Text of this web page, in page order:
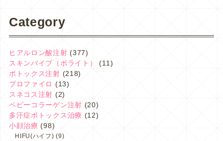
Category
ヒアルロン酸注射 (377)
スキンバイブ（ボライト）
(11)
ボトックス注射 (218)
プロファイロ (13)
スネコス注射 (2)
ベビーコラーゲン注射 (20)
多汗症ボトックス治療 (12)
小顔治療 (98)
HIFU(ハイフ) (9)